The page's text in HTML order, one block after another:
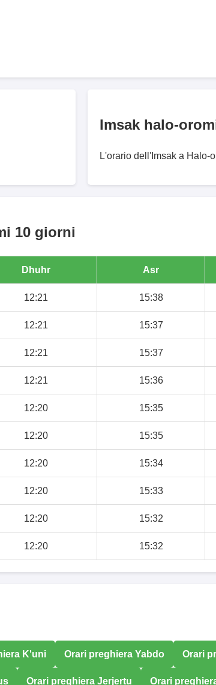
Imsak halo-
L'orario dell'Imsak a Halo-
10 giorni
Dhuhr Asr
12:21 15:38
12:21 15:37
12:21 15:37
12:21 15:36
12:20 15:35
12:20 15:35
12:20 15:34
12:20 15:33
12:20 15:32
12:20 15:32
K'uni Orari preghiera Yabdo Orari
Orari preghiera Jerjertu Orari